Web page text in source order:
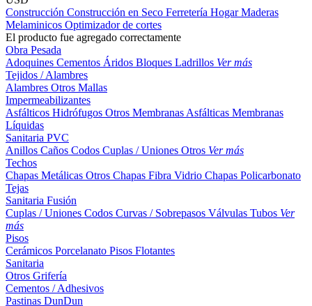
Construcción Construcción en Seco Ferretería HogarMaderas
Melaminicos Optimizador de cortes
El producto fue agregado correctamente
Obra Pesada
Adoquines Cementos Áridos Bloques Ladrillos Ver más
Tejidos / Alambres
Alambres Otros Mallas
Impermeabilizantes
Asfálticos Hidrófugos Otros Membranas Asfálticas Membranas
Líquidas
Sanitaria PVC
Anillos Caños Codos Cuplas / Uniones Otros Ver más
Techos
Chapas Metálicas Otros Chapas Fibra Vidrio Chapas Policarbonato
Tejas
Sanitaria Fusión
Cuplas / Uniones Codos Curvas / Sobrepasos Válvulas Tubos Ver
más
Pisos
Cerámicos Porcelanato Pisos Flotantes
Sanitaria
Otros Grifería
Cementos / Adhesivos
Pastinas DunDun